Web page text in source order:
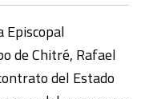
Episcopal
de Chitré, Rafael
del Estado